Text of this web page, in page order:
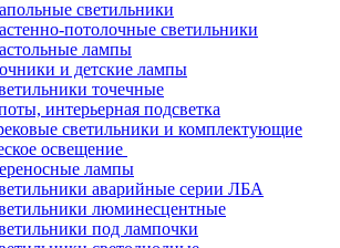
светильники
потолочные светильники
лампы
и детские лампы
точечные
интерьерная подсветка
светильники и комплектующие
освещение
лампы
аварийные серии ЛБА
люминесцентные
под лампочки